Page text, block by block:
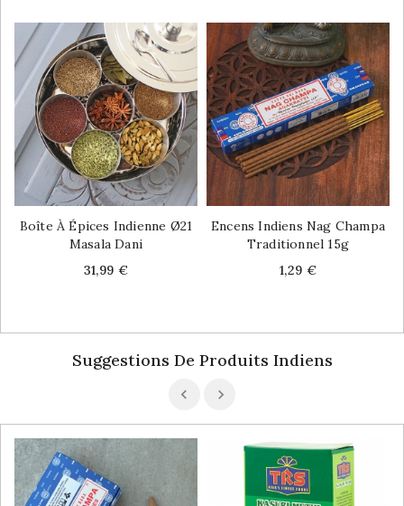
Boîte À Épices Indienne Ø21
Masala Dani
Price
31,99 €
Encens Indiens Nag Champa
Traditionnel 15g
Price
1,29 €
Suggestions De Produits Indiens